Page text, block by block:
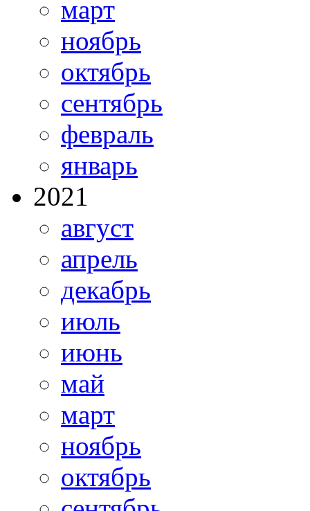
март
ноябрь
октябрь
сентябрь
февраль
январь
2021
август
апрель
декабрь
июль
июнь
май
март
ноябрь
октябрь